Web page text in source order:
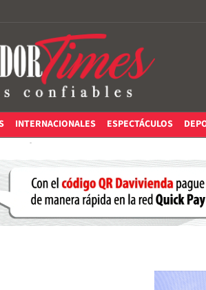
INTERNACIONALES ESPECTÁCULOS